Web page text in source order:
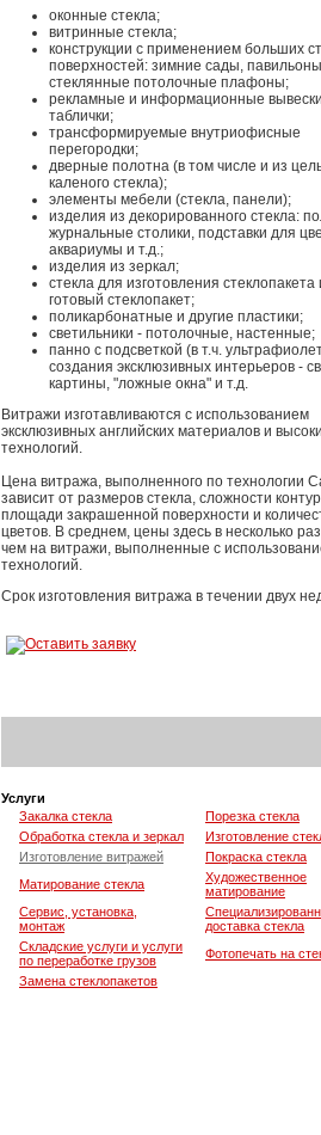
оконные стекла;
витринные стекла;
конструкции с применением больших
поверхностей: зимние сады,
стеклянные потолочные плафоны;
рекламные и информационные
таблички;
трансформируемые внутриофисные
перегородки;
дверные полотна (в том числе и из
каленого стекла);
элементы мебели (стекла, панели);
изделия из декорированного стекла:
журнальные столики, подставки для
аквариумы и т.д.;
изделия из зеркал;
стекла для изготовления стеклопакета
готовый стеклопакет;
поликарбонатные и другие пластики;
светильники - потолочные, настенные;
панно с подсветкой (в т.ч.
создания эксклюзивных интерьеров -
картины, "ложные окна" и т.д.
Витражи изготавливаются с использованием
эксклюзивных английских материалов и
технологий.
Цена витража, выполненного по технологии
зависит от размеров стекла, сложности
площади закрашенной поверхности и
цветов. В среднем, цены здесь в несколько
чем на витражи, выполненные с
технологий.
Срок изготовления витража в течении двух
Услуги
Закалка стекла
Порезка стекла
Обработка стекла и зеркал
Изготовление
Изготовление витражей
Покраска стекла
Матирование стекла
Художественное
матирование
Сервис, установка,
монтаж
доставка стекла
Складские услуги и услуги
по переработке грузов
Фотопечать на
Замена стеклопакетов